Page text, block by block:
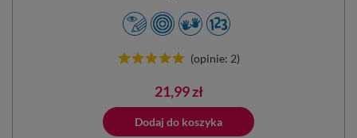
(opinie: 2)
Cena
21,99 zł
Dodaj do koszyka